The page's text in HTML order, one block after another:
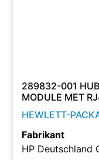
289832-001
MODULE MET
HEWLETT-
Fabrikant
HP Deutschland